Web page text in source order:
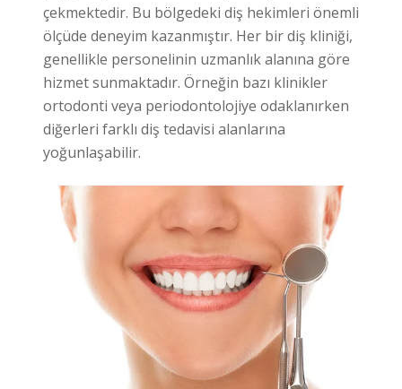
çekmektedir. Bu bölgedeki diş hekimleri önemli
ölçüde deneyim kazanmıştır. Her bir diş kliniği,
genellikle personelinin uzmanlık alanına göre
hizmet sunmaktadır. Örneğin bazı klinikler
ortodonti veya periodontolojiye odaklanırken
diğerleri farklı diş tedavisi alanlarına
yoğunlaşabilir.